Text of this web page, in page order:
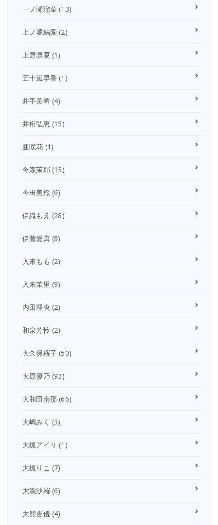
一ノ瀬瑠菜 (13)
上ノ堀結愛 (2)
上野凛夏 (1)
五十嵐早香 (1)
井手美希(4)
井桁弘恵(15)
亜咲花 (1)
今森茉耶(13)
今田美桜(6)
伊織もえ (28)
伊藤愛真(8)
入來もも (2)
入来茉里 (9)
内田理央 (2)
和泉芳怜 (2)
大久保桜子 (50)
大原優乃 (93)
大和田南那 (66)
大嶋みく (3)
大槻アイリ (1)
大槻りこ (7)
大瀧沙羅 (6)
大熊杏優(4)